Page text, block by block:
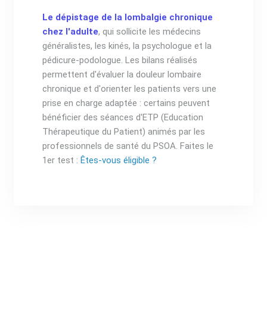
Le dépistage de la lombalgie chronique
chez l'adulte, qui sollicite les médecins
généralistes, les kinés, la psychologue et la
pédicure-podologue. Les bilans réalisés
permettent d'évaluer la douleur lombaire
chronique et d'orienter les patients vers une
prise en charge adaptée : certains peuvent
bénéficier des séances d'ETP (Education
Thérapeutique du Patient) animés par les
professionnels de santé du PSOA. Faites le
1er test :Êtes-vous éligible ?